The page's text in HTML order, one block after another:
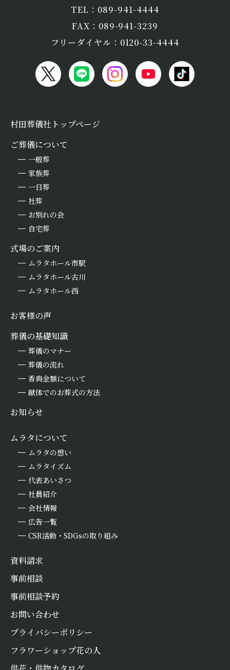
TEL：089-941-4444
FAX：089-941-3239
フリーダイヤル：0120-33-4444
村田葬儀社トップページ
ご葬儀について
一般葬
家族葬
一日葬
社葬
お別れの会
自宅葬
式場のご案内
ムラタホール市駅
ムラタホール古川
ムラタホール西
お客様の声
葬儀の基礎知識
葬儀のマナー
葬儀の流れ
香典金額について
献体でのお葬式の方法
お知らせ
ムラタについて
ムラタの想い
ムラタイズム
代表あいさつ
社員紹介
会社情報
広告一覧
CSR活動・SDGsの取り組み
資料請求
事前相談
事前相談予約
お問い合わせ
プライバシーポリシー
フラワーショップ花の人